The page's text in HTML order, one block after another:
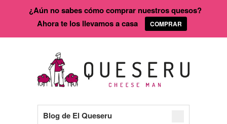
Blog de El Queseru
¿Aún no sabes cómo comprar nuestros quesos?
Ahora te los llevamos a casa
COMPRAR